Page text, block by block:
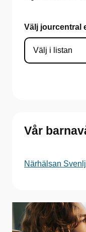
Välj jourcentral
Vår
Närhälsan